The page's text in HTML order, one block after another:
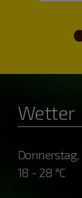
Wetter
18 - 28 °C